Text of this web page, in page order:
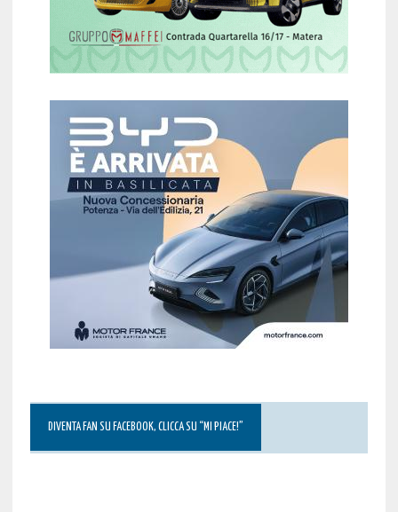
DIVENTA FAN SU FACEBOOK, CLICCA SU “MI PIACE!”